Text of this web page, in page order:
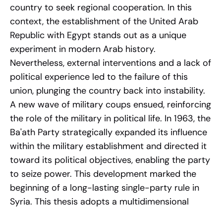
country to seek regional cooperation. In this
context, the establishment of the United Arab
Republic with Egypt stands out as a unique
experiment in modern Arab history.
Nevertheless, external interventions and a lack of
political experience led to the failure of this
union, plunging the country back into instability.
A new wave of military coups ensued, reinforcing
the role of the military in political life. In 1963, the
Ba'ath Party strategically expanded its influence
within the military establishment and directed it
toward its political objectives, enabling the party
to seize power. This development marked the
beginning of a long-lasting single-party rule in
Syria. This thesis adopts a multidimensional